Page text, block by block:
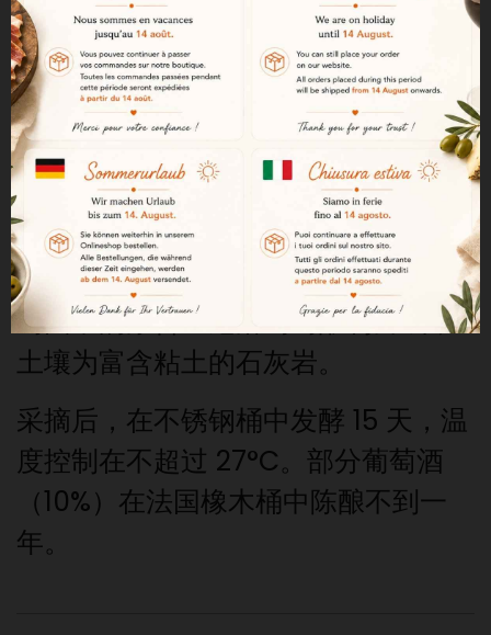
说明 产品详情
Honoro Vera 添普兰尼洛里奥哈葡萄
酒采用拉瓜迪亚 15 至 60 年树龄的葡
萄园中的添普兰尼洛葡萄酿制而成，
土壤为富含粘土的石灰岩。
采摘后，在不锈钢桶中发酵 15 天，温
度控制在不超过 27°C。部分葡萄酒
（10%）在法国橡木桶中陈酿不到一
年。